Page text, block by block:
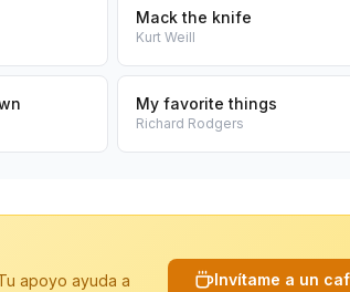
Mack the knife
Kurt Weill
My favorite things
Richard Rodgers
apoyo ayuda a Invítame a un